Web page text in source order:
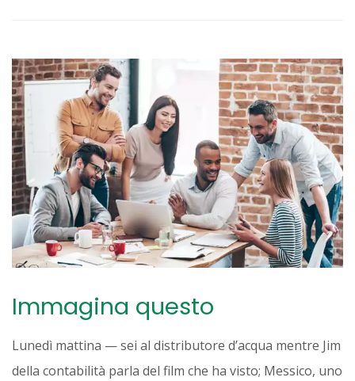
Immagina questo
Lunedì mattina — sei al distributore d’acqua mentre Jim
della contabilità parla del film che ha visto; Messico, uno